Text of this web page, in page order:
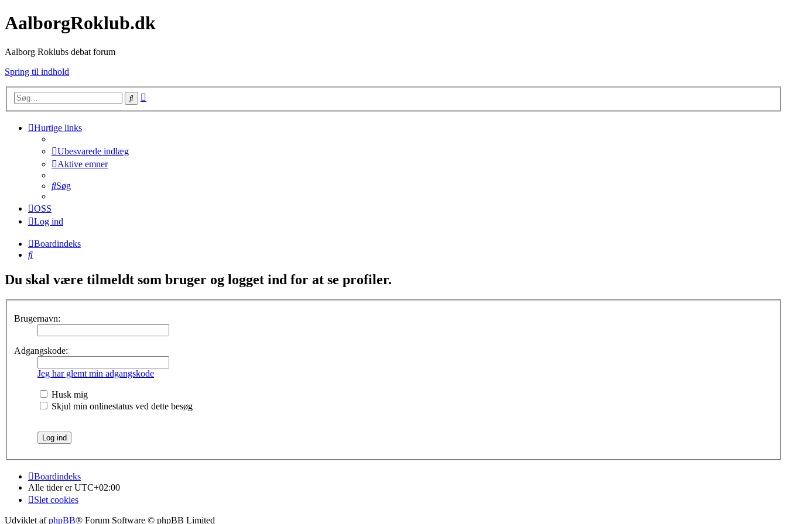
AalborgRoklub.dk
Aalborg Roklubs debat forum
Spring til indhold
Søg
Hurtige links
Ubesvarede indlæg
Aktive emner
Søg
OSS
Log ind
Boardindeks
Søg
Du skal være tilmeldt som bruger og logget ind for at se profiler.
Brugernavn:
Adgangskode:
Jeg har glemt min adgangskode
Husk mig
Skjul min onlinestatus ved dette besøg
Boardindeks
Alle tider erUTC+02:00
Slet cookies
Udviklet afphpBB® Forum Software © phpBB Limited